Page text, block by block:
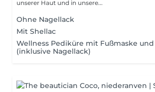
unserer Haut und in unsere...
Ohne Nagellack
Mit Shellac
Wellness Pediküre mit Fußmaske und
(inklusive Nagellack)